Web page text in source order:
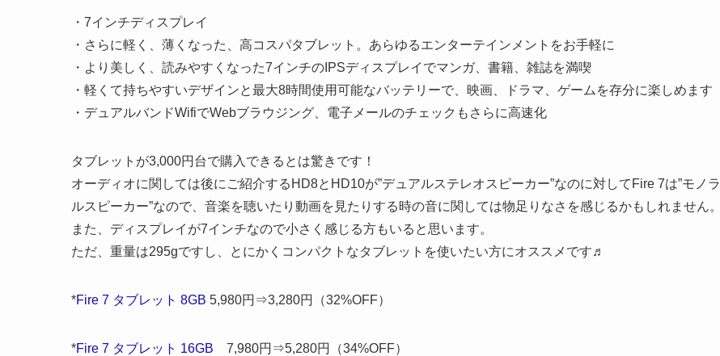
・7インチディスプレイ
・さらに軽く、薄くなった、高コスパタブレット。あらゆるエンターテインメントをお手軽に
・より美しく、読みやすくなった7インチのIPSディスプレイでマンガ、書籍、雑誌を満喫
・軽くて持ちやすいデザインと最大8時間使用可能なバッテリーで、映画、ドラマ、ゲームを存分に楽しめます
・デュアルバンドWifiでWebブラウジング、電子メールのチェックもさらに高速化
タブレットが3,000円台で購入できるとは驚きです！
オーディオに関しては後にご紹介するHD8とHD10が”デュアルステレオスピーカー”なのに対してFire 7は”モノラ
ルスピーカー”なので、音楽を聴いたり動画を見たりする時の音に関しては物足りなさを感じるかもしれません。
また、ディスプレイが7インチなので小さく感じる方もいると思います。
ただ、重量は295gですし、とにかくコンパクトなタブレットを使いたい方にオススメです♬
*Fire 7 タブレット 8GB 5,980円⇒3,280円（32%OFF）
*Fire 7 タブレット 16GB 7,980円⇒5,280円（34%OFF）